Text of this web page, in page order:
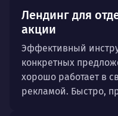
Лендинг для
акции
Эффективный
конкретных
хорошо работает в
рекламой. Быстро,